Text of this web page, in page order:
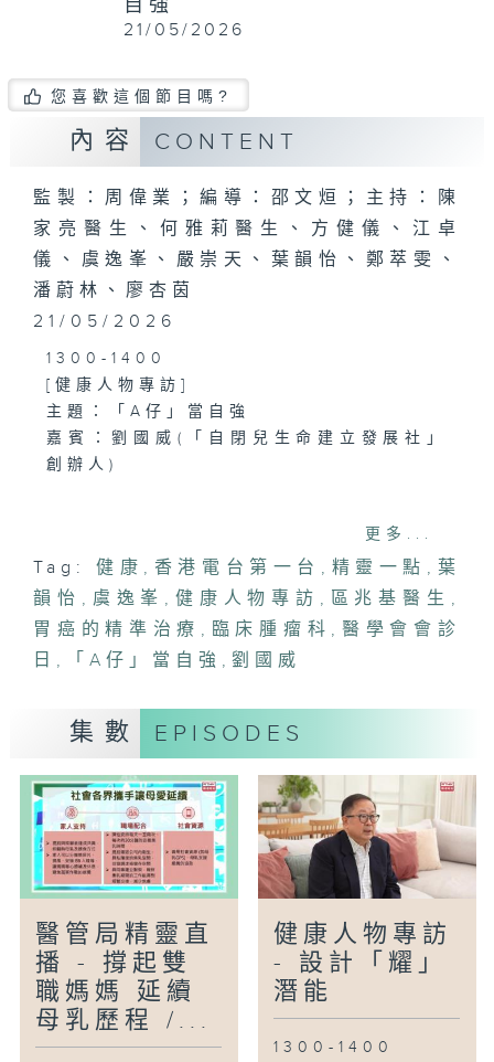
自強
21/05/2026
您喜歡這個節目嗎?
內容 CONTENT
監製：周偉業；編導：邵文烜；主持：陳
家亮醫生、何雅莉醫生、方健儀、江卓
儀、虞逸峯、嚴崇天、葉韻怡、鄭萃雯、
潘蔚林、廖杏茵
21/05/2026
1300-1400
[健康人物專訪]
主題：「A仔」當自強
嘉賓：劉國威(「自閉兒生命建立發展社」
創辦人)
[醫學會會診日]
主題：胃癌的精準治療
嘉賓：區兆基醫生(臨床腫瘤科專科醫生)
更多...
Tag: 健康 , 香港電台第一台 , 精靈一點 , 葉
韻怡 , 虞逸峯 , 健康人物專訪 , 區兆基醫生 ,
胃癌的精準治療 , 臨床腫瘤科 , 醫學會會診
日 , 「A仔」當自強 ,劉國威
集數 EPISODES
醫管局精靈直
播 - 撐起雙
職媽媽 延續
母乳歷程 /...
健康人物專訪
- 設計「耀」
潛能
1300-1400